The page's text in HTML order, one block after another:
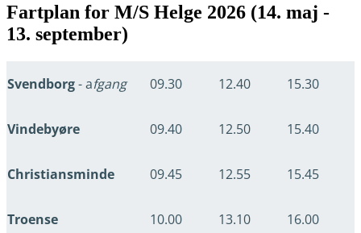
Fartplan for M/S Helge 2026 (14. maj -
13. september)
Svendborg- afgang 09.30 12.40 15.30
Vindebyøre 09.40 12.50 15.40
Christiansminde 09.45 12.55 15.45
Troense 10.00 13.10 16.00